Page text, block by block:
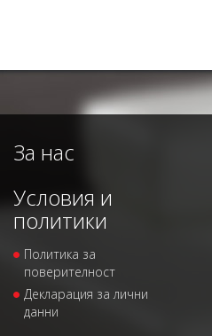
За нас
Условия и
политики
Политика за
поверителност
Декларация за лични
данни